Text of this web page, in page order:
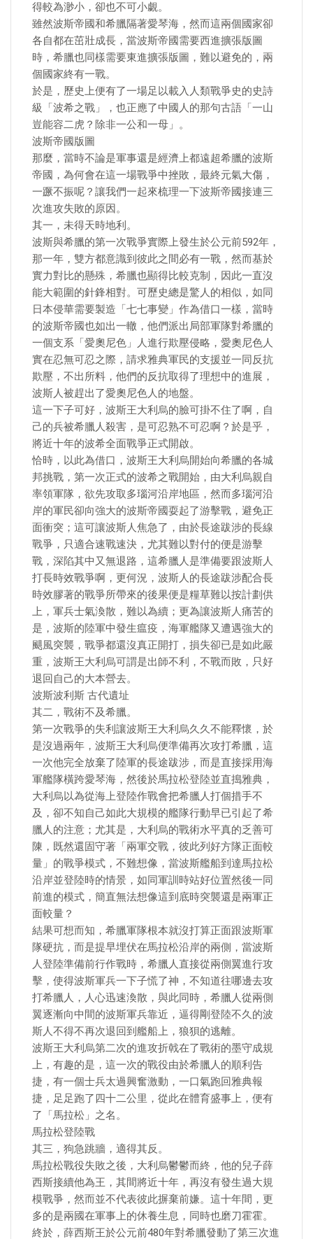
得較為渺小，卻也不可小覷。
雖然波斯帝國和希臘隔著愛琴海，然而這兩個國家卻
各自都在茁壯成長，當波斯帝國需要西進擴張版圖
時，希臘也同樣需要東進擴張版圖，難以避免的，兩
個國家終有一戰。
於是，歷史上便有了一場足以載入人類戰爭史的史詩
級「波希之戰」，也正應了中國人的那句古語「一山
豈能容二虎？除非一公和一母」。
波斯帝國版圖
那麼，當時不論是軍事還是經濟上都遠超希臘的波斯
帝國，為何會在這一場戰爭中挫敗，最終元氣大傷，
一蹶不振呢？讓我們一起來梳理一下波斯帝國接連三
次進攻失敗的原因。
其一，未得天時地利。
波斯與希臘的第一次戰爭實際上發生於公元前592年，
那一年，雙方都意識到彼此之間必有一戰，然而基於
實力對比的懸殊，希臘也顯得比較克制，因此一直沒
能大範圍的針鋒相對。可歷史總是驚人的相似，如同
日本侵華需要製造「七七事變」作為借口一樣，當時
的波斯帝國也如出一轍，他們派出局部軍隊對希臘的
一個支系「愛奧尼色」人進行欺壓侵略，愛奧尼色人
實在忍無可忍之際，請求雅典軍民的支援並一同反抗
欺壓，不出所料，他們的反抗取得了理想中的進展，
波斯人被趕出了愛奧尼色人的地盤。
這一下子可好，波斯王大利烏的臉可掛不住了啊，自
己的兵被希臘人殺害，是可忍熟不可忍啊？於是乎，
將近十年的波希全面戰爭正式開啟。
恰時，以此為借口，波斯王大利烏開始向希臘的各城
邦挑戰，第一次正式的波希之戰開始，由大利烏親自
率領軍隊，欲先攻取多瑙河沿岸地區，然而多瑙河沿
岸的軍民卻向強大的波斯帝國耍起了游擊戰，避免正
面衝突；這可讓波斯人焦急了，由於長途跋涉的長線
戰爭，只適合速戰速決，尤其難以對付的便是游擊
戰，深陷其中又無退路，這希臘人是準備要跟波斯人
打長時效戰爭啊，更何況，波斯人的長途跋涉配合長
時效膠著的戰爭所帶來的後果便是糧草難以按計劃供
上，軍兵士氣渙散，難以為續；更為讓波斯人痛苦的
是，波斯的陸軍中發生瘟疫，海軍艦隊又遭遇強大的
颶風突襲，戰爭都還沒真正開打，損失卻已是如此嚴
重，波斯王大利烏可謂是出師不利，不戰而敗，只好
退回自己的大本營去。
波斯波利斯 古代遺址
其二，戰術不及希臘。
第一次戰爭的失利讓波斯王大利烏久久不能釋懷，於
是沒過兩年，波斯王大利烏便準備再次攻打希臘，這
一次他完全放棄了陸軍的長途跋涉，而是直接採用海
軍艦隊橫跨愛琴海，然後於馬拉松登陸並直搗雅典，
大利烏以為從海上登陸作戰會把希臘人打個措手不
及，卻不知自己如此大規模的艦隊行動早已引起了希
臘人的注意；尤其是，大利烏的戰術水平真的乏善可
陳，既然還固守著「兩軍交戰，彼此列好方隊正面較
量」的戰爭模式，不難想像，當波斯艦船到達馬拉松
沿岸並登陸時的情景，如同軍訓時站好位置然後一同
前進的模式，簡直無法想像這到底時突襲還是兩軍正
面較量？
結果可想而知，希臘軍隊根本就沒打算正面跟波斯軍
隊硬抗，而是提早埋伏在馬拉松沿岸的兩側，當波斯
人登陸準備前行作戰時，希臘人直接從兩側翼進行攻
擊，使得波斯軍兵一下子慌了神，不知道往哪邊去攻
打希臘人，人心迅速渙散，與此同時，希臘人從兩側
翼逐漸向中間的波斯軍兵靠近，逼得剛登陸不久的波
斯人不得不再次退回到艦船上，狼狽的逃離。
波斯王大利烏第二次的進攻折戟在了戰術的墨守成規
上，有趣的是，這一次的戰役由於希臘人的順利告
捷，有一個士兵太過興奮激動，一口氣跑回雅典報
捷，足足跑了四十二公里，從此在體育盛事上，便有
了「馬拉松」之名。
馬拉松登陸戰
其三，狗急跳牆，適得其反。
馬拉松戰役失敗之後，大利烏鬱鬱而終，他的兒子薛
西斯接續他為王，其間將近十年，再沒有發生過大規
模戰爭，然而並不代表彼此摒棄前嫌。這十年間，更
多的是兩國在軍事上的休養生息，同時也磨刀霍霍。
終於，薛西斯王於公元前480年對希臘發動了第三次進